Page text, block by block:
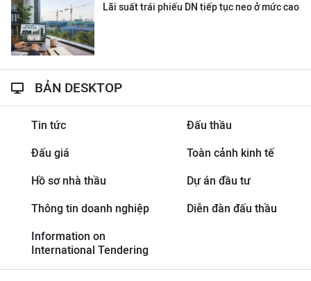
Lãi suất trái phiếu DN tiếp tục neo ở mức cao
BẢN DESKTOP
Tin tức Đấu thầu
Đấu giá Toàn cảnh kinh tế
Hồ sơ nhà thầu Dự án đầu tư
Thông tin doanh nghiệp Diễn đàn đấu thầu
Information on
International Tendering